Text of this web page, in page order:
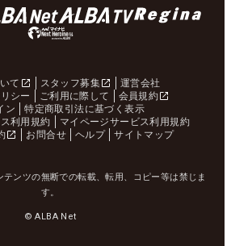
て スタッフ募集
運営会社
シー
ご利用に際して
会員規約
ン
特定商取引法に基づく表示
利用規約
マイページサービス利用規約
お問合せ ヘルプ サイトマップ
ンツの無断での転載、転用、コピー等は禁じま
す。
© ALBA Net